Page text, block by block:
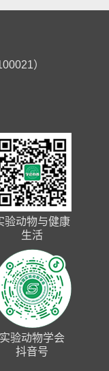
）
验动物与健康
生活
实验动物学会
抖音号